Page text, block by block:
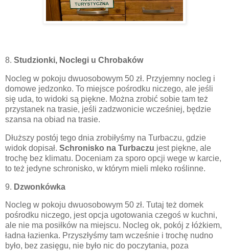
8. Studzionki, Noclegi u Chrobaków
Nocleg w pokoju dwuosobowym 50 zł. Przyjemny nocleg i
domowe jedzonko. To miejsce pośrodku niczego, ale jeśli
się uda, to widoki są piękne. Można zrobić sobie tam też
przystanek na trasie, jeśli zadzwonicie wcześniej, będzie
szansa na obiad na trasie.
Dłuższy postój tego dnia zrobiłyśmy na Turbaczu, gdzie
widok dopisał. Schronisko na Turbaczu jest piękne, ale
trochę bez klimatu. Doceniam za sporo opcji wege w karcie,
to też jedyne schronisko, w którym mieli mleko roślinne.
9. Dzwonkówka
Nocleg w pokoju dwuosobowym 50 zł. Tutaj też domek
pośrodku niczego, jest opcja ugotowania czegoś w kuchni,
ale nie ma posiłków na miejscu. Nocleg ok, pokój z łóżkiem,
ładna łazienka. Przyszłyśmy tam wcześnie i trochę nudno
było, bez zasięgu, nie było nic do poczytania, poza